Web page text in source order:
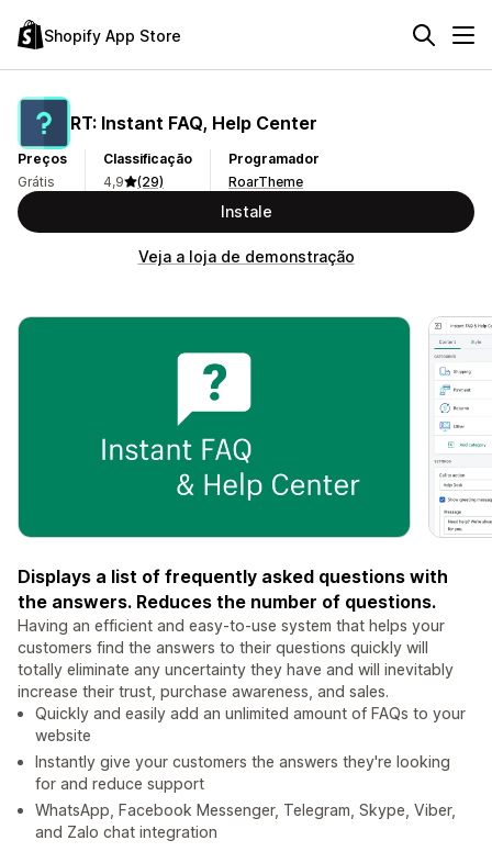
Shopify App Store
RT: Instant FAQ, Help Center
Preços
Grátis
Classificação
4,9
(29)
Programador
RoarTheme
Instale
Veja a loja de demonstração
Displays a list of frequently asked questions with
the answers. Reduces the number of questions.
Having an efficient and easy-to-use system that helps your
customers find the answers to their questions quickly will
totally eliminate any uncertainty they have and will inevitably
increase their trust, purchase awareness, and sales.
Quickly and easily add an unlimited amount of FAQs to your
website
Instantly give your customers the answers they're looking
for and reduce support
WhatsApp, Facebook Messenger, Telegram, Skype, Viber,
and Zalo chat integration